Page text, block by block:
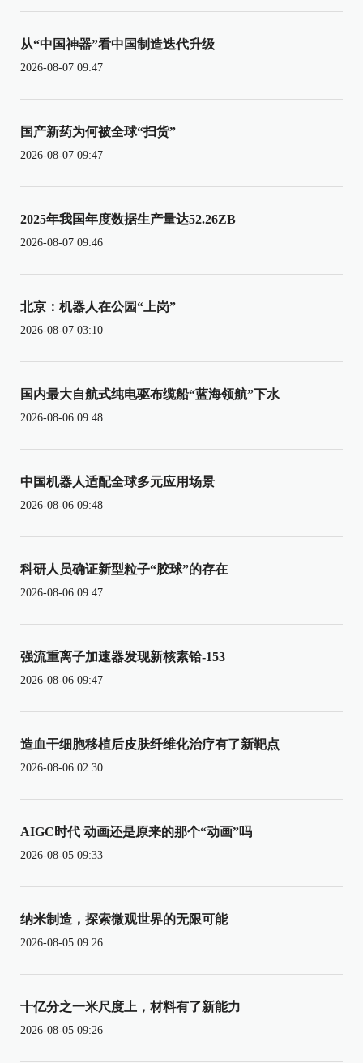
从“中国神器”看中国制造迭代升级
2026-08-07 09:47
国产新药为何被全球“扫货”
2026-08-07 09:47
2025年我国年度数据生产量达52.26ZB
2026-08-07 09:46
北京：机器人在公园“上岗”
2026-08-07 03:10
国内最大自航式纯电驱布缆船“蓝海领航”下水
2026-08-06 09:48
中国机器人适配全球多元应用场景
2026-08-06 09:48
科研人员确证新型粒子“胶球”的存在
2026-08-06 09:47
强流重离子加速器发现新核素铪-153
2026-08-06 09:47
造血干细胞移植后皮肤纤维化治疗有了新靶点
2026-08-06 02:30
AIGC时代 动画还是原来的那个“动画”吗
2026-08-05 09:33
纳米制造，探索微观世界的无限可能
2026-08-05 09:26
十亿分之一米尺度上，材料有了新能力
2026-08-05 09:26